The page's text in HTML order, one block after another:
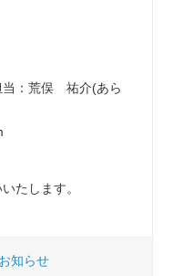
：荒俣 祐介(あら
たします。
お知らせ